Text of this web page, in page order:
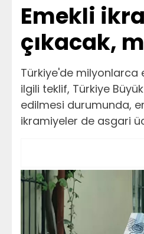
Emekli
çıkacak,
Türkiye'de milyonlarca
ilgili teklif, Türkiye
edilmesi durumunda,
ikramiyeler de asgari